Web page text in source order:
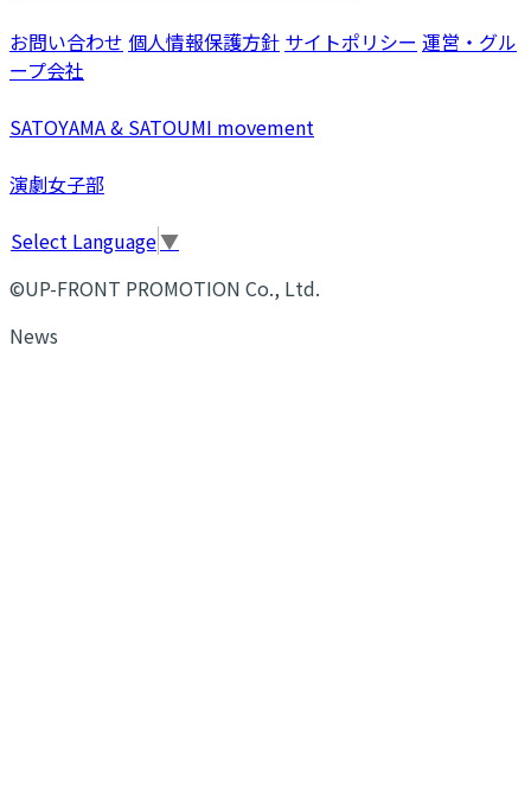
お問い合わせ 個人情報保護方針 サイトポリシー 運営・グル
ープ会社
SATOYAMA & SATOUMI movement
演劇女子部
Select Language▼
©UP-FRONT PROMOTION Co., Ltd.
News